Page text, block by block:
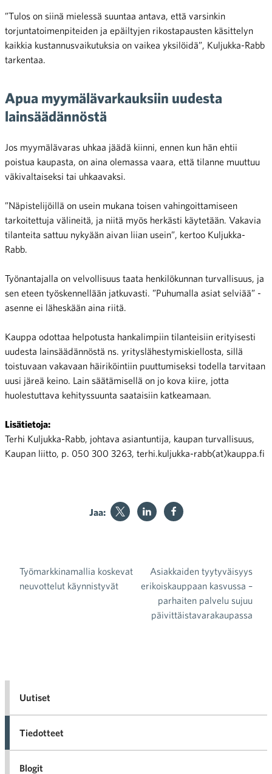
”Tulos on siinä mielessä suuntaa antava, että varsinkin
torjuntatoimenpiteiden ja epäiltyjen rikostapausten käsittelyn
kaikkia kustannusvaikutuksia on vaikea yksilöidä”, Kuljukka-Rabb
tarkentaa.
Apua myymälävarkauksiin uudesta
lainsäädännöstä
Jos myymälävaras uhkaa jäädä kiinni, ennen kun hän ehtii
poistua kaupasta, on aina olemassa vaara, että tilanne muuttuu
väkivaltaiseksi tai uhkaavaksi.
”Näpistelijöillä on usein mukana toisen vahingoittamiseen
tarkoitettuja välineitä, ja niitä myös herkästi käytetään. Vakavia
tilanteita sattuu nykyään aivan liian usein”, kertoo Kuljukka-
Rabb.
Työnantajalla on velvollisuus taata henkilökunnan turvallisuus, ja
sen eteen työskennellään jatkuvasti. ”Puhumalla asiat selviää” -
asenne ei läheskään aina riitä.
Kauppa odottaa helpotusta hankalimpiin tilanteisiin erityisesti
uudesta lainsäädännöstä ns. yrityslähestymiskiellosta, sillä
toistuvaan vakavaan häiriköintiin puuttumiseksi todella tarvitaan
uusi järeä keino. Lain säätämisellä on jo kova kiire, jotta
huolestuttava kehityssuunta saataisiin katkeamaan.
Lisätietoja:
Terhi Kuljukka-Rabb, johtava asiantuntija, kaupan turvallisuus,
Kaupan liitto, p. 050 300 3263, terhi.kuljukka-rabb(at)kauppa.fi
Jaa:
Artikkelien selaus
Työmarkkinamallia koskevat
neuvottelut käynnistyvät
Asiakkaiden tyytyväisyys
erikoiskauppaan kasvussa –
parhaiten palvelu sujuu
päivittäistavarakaupassa
Uutiset
Tiedotteet
Blogit